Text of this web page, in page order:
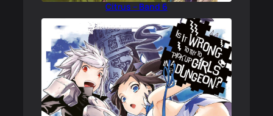
Citrus – Band 6